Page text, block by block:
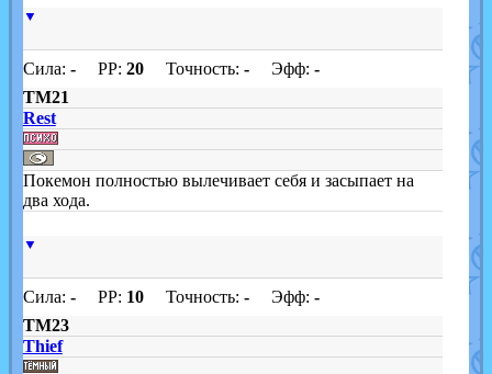
▼
Сила: -PP: 20Точность: -Эфф: -
TM21
Rest
Покемон полностью вылечивает себя и засыпает на
два хода.
▼
Сила: -PP: 10Точность: -Эфф: -
TM23
Thief